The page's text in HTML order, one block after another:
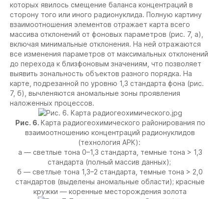
которых явилось смещение баланса концентраций в
сторону того или иного радионуклида. Полную картину
взаимоотношения элементов отражает карта всего
массива отклонений от фоновых параметров (рис. 7, а),
включая минимальные отклонения. На ней отражаются
все изменения параметров от максимальных отклонений
до перехода к близфоновым значениям, что позволяет
выявить зональность объектов разного порядка. На
карте, подрезанной по уровню 1,3 стандарта фона (рис.
7, б), вычленяются аномальные зоны проявления
наложенных процессов.
Рис. 6. Карта радиогеохимического районирования по
взаимоотношению концентраций радионуклидов
(технология АРК):
а — светлые тона 0–1,3 стандарта, темные тона > 1,3
стандарта (полный массив данных);
б — светлые тона 1,3–2 стандарта, темные тона > 2,0
стандартов (выделены аномальные области); красные
кружки — коренные месторождения золота